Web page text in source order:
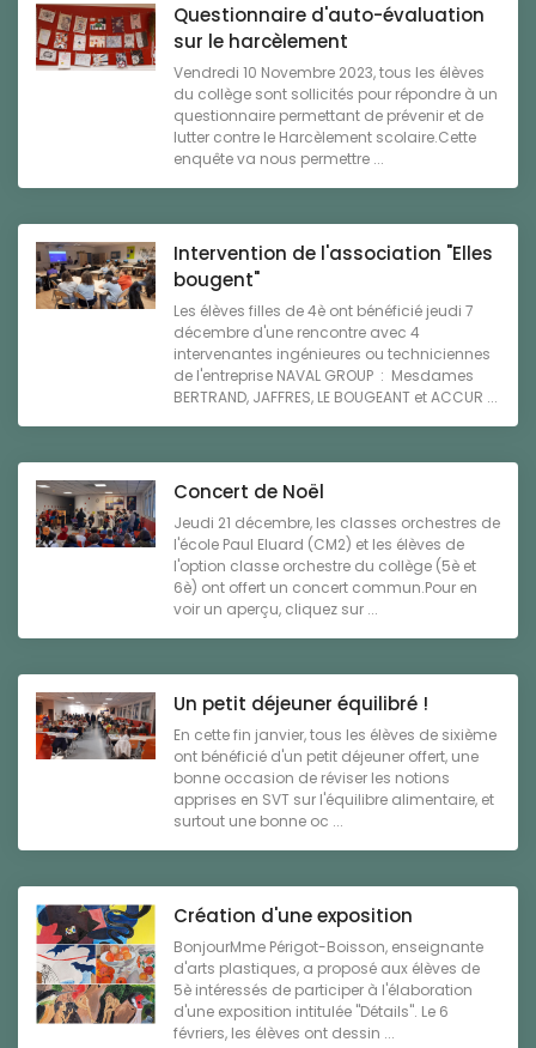
Questionnaire d'auto-évaluation
sur le harcèlement
Vendredi 10 Novembre 2023, tous les élèves
du collège sont sollicités pour répondre à un
questionnaire permettant de prévenir et de
lutter contre le Harcèlement scolaire.Cette
enquête va nous permettre ...
Intervention de l'association "Elles
bougent"
Les élèves filles de 4è ont bénéficié jeudi 7
décembre d'une rencontre avec 4
intervenantes ingénieures ou techniciennes
de l'entreprise NAVAL GROUP : Mesdames
BERTRAND, JAFFRES, LE BOUGEANT et ACCUR ...
Concert de Noël
Jeudi 21 décembre, les classes orchestres de
l'école Paul Eluard (CM2) et les élèves de
l'option classe orchestre du collège (5è et
6è) ont offert un concert commun.Pour en
voir un aperçu, cliquez sur ...
Un petit déjeuner équilibré !
En cette fin janvier, tous les élèves de sixième
ont bénéficié d'un petit déjeuner offert, une
bonne occasion de réviser les notions
apprises en SVT sur l'équilibre alimentaire, et
surtout une bonne oc ...
Création d'une exposition
BonjourMme Périgot-Boisson, enseignante
d'arts plastiques, a proposé aux élèves de
5è intéressés de participer à l'élaboration
d'une exposition intitulée "Détails". Le 6
févriers, les élèves ont dessin ...